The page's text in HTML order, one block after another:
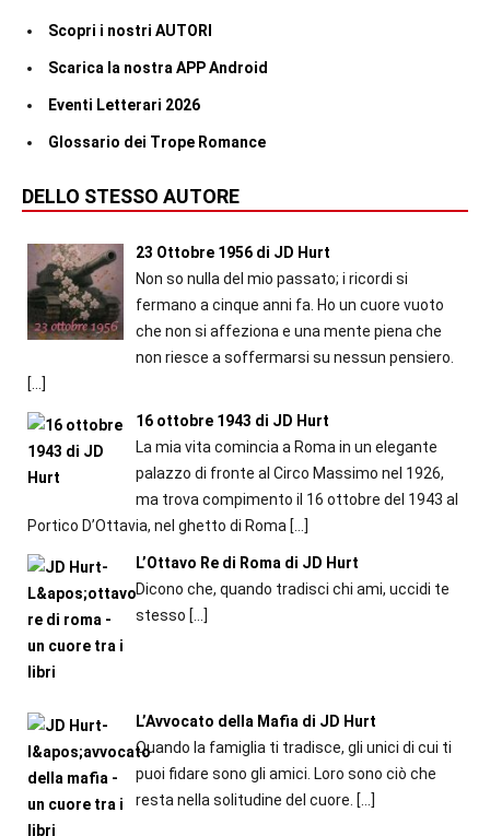
Scopri i nostri AUTORI
Scarica la nostra APP Android
Eventi Letterari 2026
Glossario dei Trope Romance
DELLO STESSO AUTORE
23 Ottobre 1956 di JD Hurt
Non so nulla del mio passato; i ricordi si
fermano a cinque anni fa. Ho un cuore vuoto
che non si affeziona e una mente piena che
non riesce a soffermarsi su nessun pensiero.
[…]
16 ottobre 1943 di JD Hurt
La mia vita comincia a Roma in un elegante
palazzo di fronte al Circo Massimo nel 1926,
ma trova compimento il 16 ottobre del 1943 al
Portico D’Ottavia, nel ghetto di Roma […]
L’Ottavo Re di Roma di JD Hurt
Dicono che, quando tradisci chi ami, uccidi te
stesso […]
L’Avvocato della Mafia di JD Hurt
Quando la famiglia ti tradisce, gli unici di cui ti
puoi fidare sono gli amici. Loro sono ciò che
resta nella solitudine del cuore. […]